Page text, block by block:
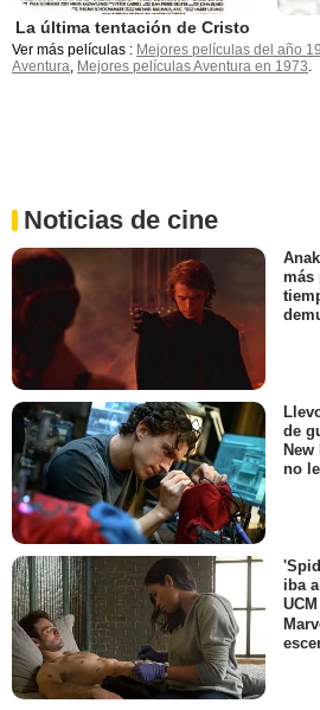
La última tentación de Cristo
Ver más películas : Mejores películas del año
Aventura Mejores películas Aventura en 1973
Noticias de cine
más
de
no
iba